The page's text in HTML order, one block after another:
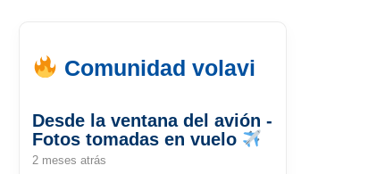
Comunidad volavi
Desde la ventana del avión -
Fotos tomadas en vuelo
2 meses atrás